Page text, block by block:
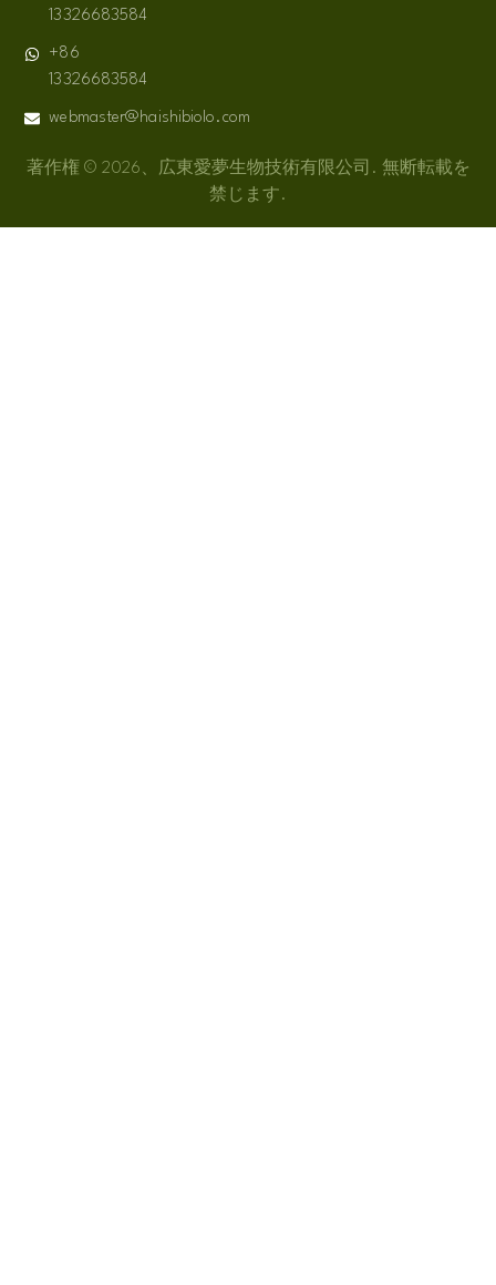
13326683584
+86
13326683584
webmaster@haishibiolo.com
著作権 © 2026、広東愛夢生物技術有限公司. 無断転載を
禁じます.